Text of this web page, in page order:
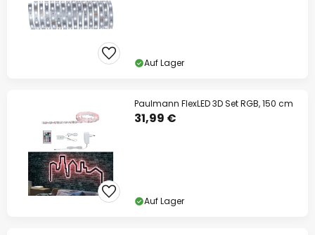
Auf Lager
Paulmann FlexLED 3D Set RGB, 150 cm
31,99 €
Auf Lager